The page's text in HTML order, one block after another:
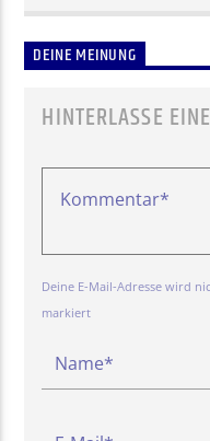
DEINE MEINUNG
HINTERLASSE
Deine E-Mail-Adresse wird
markiert